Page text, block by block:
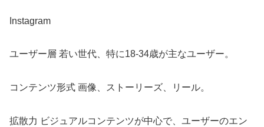
Instagram
ユーザー層 若い世代、特に18-34歳が主なユーザー。
コンテンツ形式 画像、ストーリーズ、リール。
拡散力 ビジュアルコンテンツが中心で、ユーザーのエン